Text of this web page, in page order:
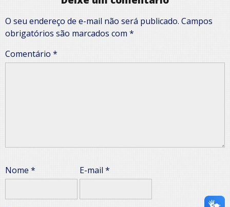
O seu endereço de e-mail não será publicado. Campos
obrigatórios são marcados com *
Comentário *
Nome * E-mail *